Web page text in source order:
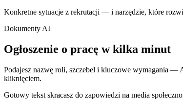
Konkretne sytuacje z rekrutacji — i narzędzie, które
Dokumenty AI
Ogłoszenie o pracę w kilka minut
Podajesz nazwę roli, szczebel i kluczowe wymagania —
kliknięciem.
Gotowy tekst skracasz do zapowiedzi na media